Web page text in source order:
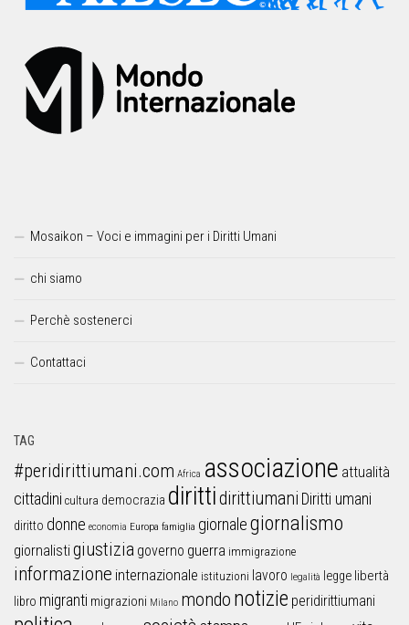
Mosaikon – Voci e immagini per i Diritti Umani
chi siamo
Perchè sostenerci
Contattaci
TAG
#peridirittiumani.com Africa associazione attualità
cittadini cultura democrazia dirittidirittiumani Diritti umani
diritto donne economia Europa famiglia giornalegiornalismo
giornalistigiustizia governo guerra immigrazione
informazione internazionale istituzioni lavoro legalità legge libertà
libro migranti migrazioni Milano mondo notizie peridirittiumani